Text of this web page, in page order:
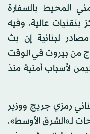
المحيط بالسفارة
بتقنيات عالية، وفيه
لبنانية إن بث
من بيروت في الوقت
لأسباب أمنية منذ
رمزي جريج ووزير
لـ«الشرق الأوسط»،